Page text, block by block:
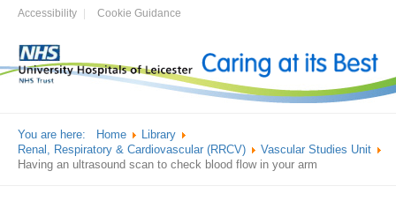
Accessibility Cookie Guidance
You are here: Home
Library
Renal, Respiratory & Cardiovascular (RRCV)
Vascular Studies Unit
Having an ultrasound scan to check blood flow in your arm